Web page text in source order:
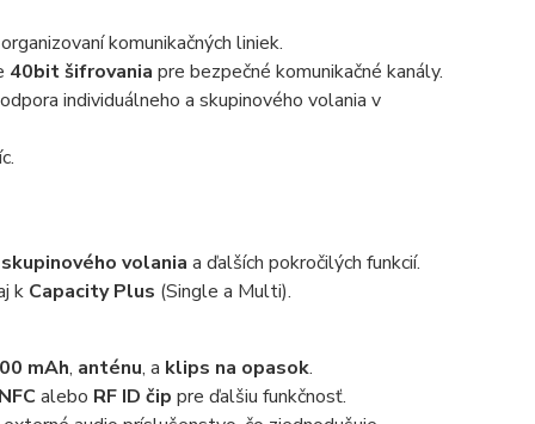
komunikačných liniek.
40bit šifrovania pre bezpečné komunikačné kanály.
individuálneho a skupinového volania v
skupinového volania a ďalších pokročilých funkcií.
k Capacity Plus (Single a Multi).
mAh, anténu, a klips na opasok.
NFC alebo RF ID čip pre ďalšiu funkčnosť.